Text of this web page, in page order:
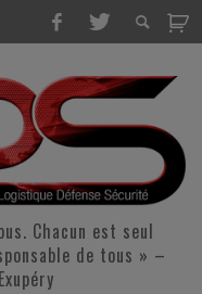
Chacun est seul
de tous » –